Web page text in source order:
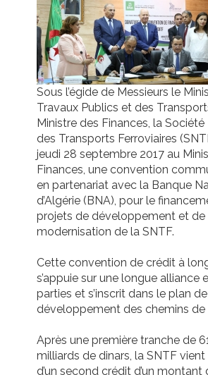
Sous l’égide de Messieurs le
Travaux Publics et des
Ministre des Finances, la
des Transports Ferroviaires
jeudi 28 septembre 2017 au
Finances, une convention
en partenariat avec la Banque
d’Algérie (BNA), pour le
projets de développement et de
modernisation de la SNTF.
Cette convention de crédit à
s’appuie sur une longue alliance
parties et s’inscrit dans le plan de
développement des chemins de
Après une première tranche de
milliards de dinars, la SNTF
d’un second crédit d’un montant